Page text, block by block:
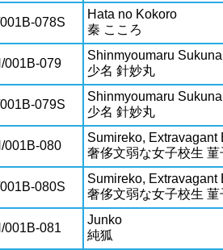
078S
Hata no Kokoro
秦 こころ
001B-079
Shinmyoumaru Sukuna
少名 針妙丸
079S
Shinmyoumaru Sukuna
少名 針妙丸
001B-080
Sumireko,
奢侈文弱な女子校生 菫
080S
Sumireko,
奢侈文弱な女子校生 菫
001B-081
Junko
純狐